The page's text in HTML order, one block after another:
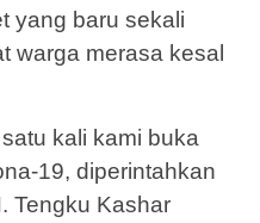
yang baru sekali
warga merasa kesal
kali kami buka
19, diperintahkan
Tengku Kashar